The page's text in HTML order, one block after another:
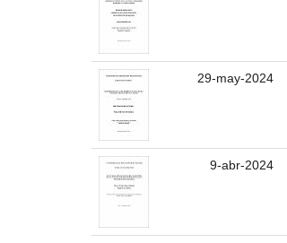
29-may-2024
9-abr-2024